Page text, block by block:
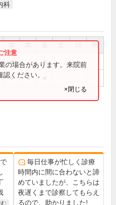
科
祝
● ● ●
● ●
の場合があります。来院前
ください。
×閉じる
む
毎日仕事が忙しく診療
時間内に間に合わないと諦
めていましたが、こちらは
夜遅くまで診察してもらえ
るので、助かりました!